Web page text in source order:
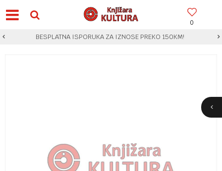
0
BESPLATNA ISPORUKA ZA IZNOSE PREKO 150KM!